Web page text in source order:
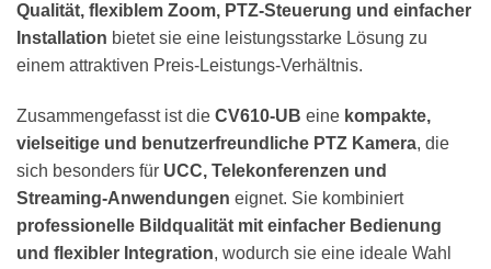
Qualität, flexiblem Zoom, PTZ-Steuerung und einfacher
Installation bietet sie eine leistungsstarke Lösung zu
einem attraktiven Preis-Leistungs-Verhältnis.
Zusammengefasst ist die CV610-UB eine kompakte,
vielseitige und benutzerfreundliche PTZ Kamera, die
sich besonders für UCC, Telekonferenzen und
Streaming-Anwendungen eignet. Sie kombiniert
professionelle Bildqualität mit einfacher Bedienung
und flexibler Integration, wodurch sie eine ideale Wahl